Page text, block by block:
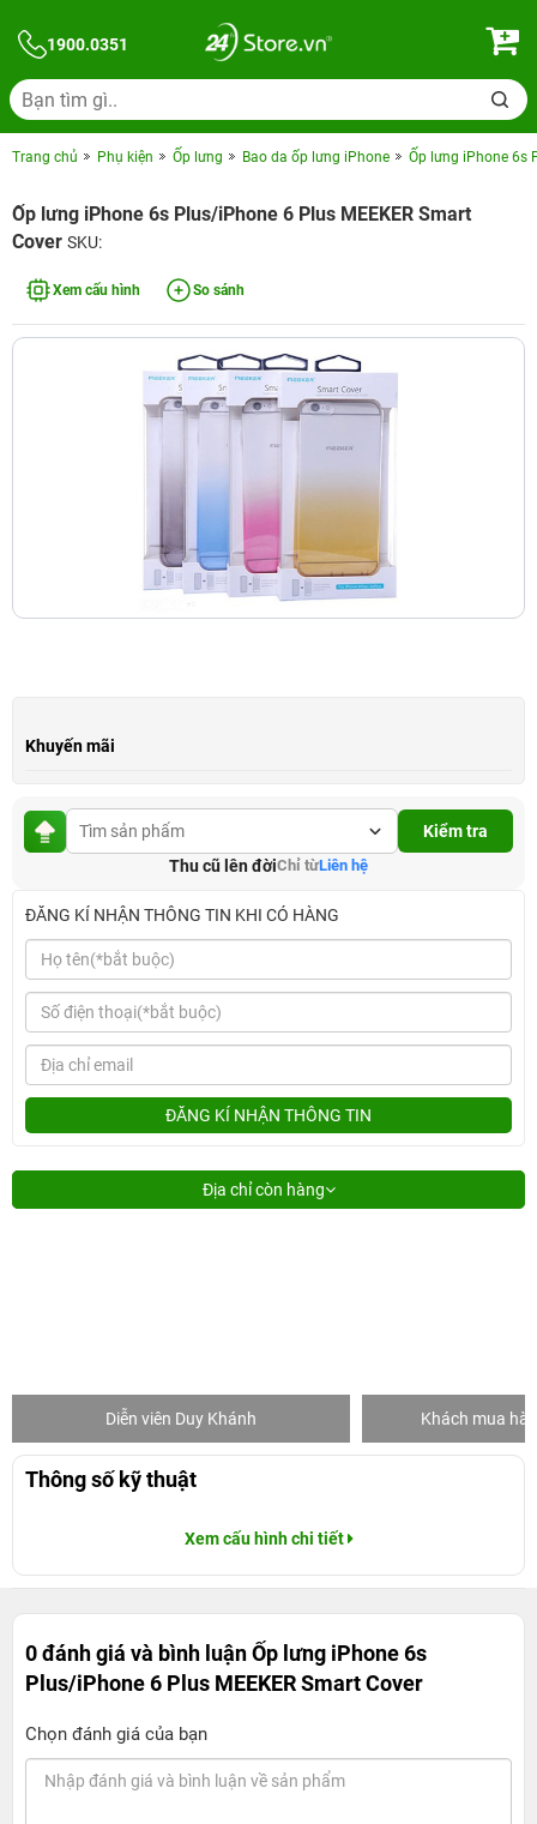
1900.0351
Trang chủ Phụ kiện Ốp lưng Bao da ốp lưng iPhone Ốp lưng iPhone 6s
Ốp lưng iPhone 6s Plus/iPhone 6 Plus MEEKER Smart
Cover SKU:
Xem cấu hình So sánh
Khuyến mãi
Kiểm tra
Thu cũ lên đờiChỉ từLiên hệ
ĐĂNG KÍ NHẬN THÔNG TIN KHI CÓ HÀNG
ĐĂNG KÍ NHẬN THÔNG TIN
Địa chỉ còn hàng
Diễn viên Duy Khánh Khách mua
Thông số kỹ thuật
Xem cấu hình chi tiết
0 đánh giá và bình luậnỐp lưng iPhone 6s
Plus/iPhone 6 Plus MEEKER Smart Cover
Chọn đánh giá của bạn